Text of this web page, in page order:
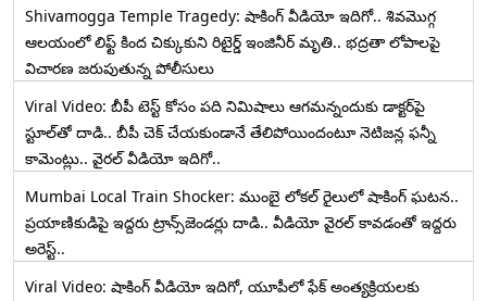
Shivamogga Temple Tragedy: షాకింగ్ వీడియో ఇదిగో.. శివమొగ్గ
ఆలయంలో లిఫ్ట్ కింద చిక్కుకుని రిటైర్డ్ ఇంజినీర్ మృతి.. భద్రతా లోపాలపై
విచారణ జరుపుతున్న పోలీసులు
Viral Video: బీపీ టెస్ట్‌ కోసం పది నిమిషాలు ఆగమన్నందుకు డాక్టర్‌పై
స్టూల్‌తో దాడి.. బీపీ చెక్ చేయకుండానే తేలిపోయిందంటూ నెటిజన్ల ఫన్నీ
కామెంట్లు.. వైరల్ వీడియో ఇదిగో..
Mumbai Local Train Shocker: ముంబై లోకల్ రైలులో షాకింగ్ ఘటన..
ప్రయాణికుడిపై ఇద్దరు ట్రాన్స్‌జెండర్లు దాడి.. వీడియో వైరల్ కావడంతో ఇద్దరు
అరెస్ట్..
Viral Video: షాకింగ్ వీడియో ఇదిగో, యూపీలో ఫేక్ అంత్యక్రియలకు